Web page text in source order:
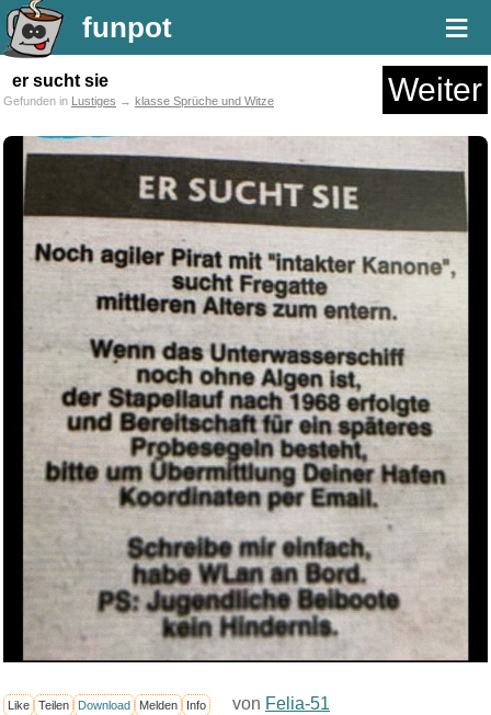
funpot ≡
er sucht sie Weiter
Gefunden in Lustiges → klasse Sprüche und Witze
Like Teilen Download Melden Info von Felia-51